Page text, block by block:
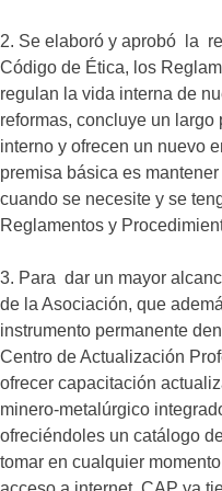
2. Se elaboró y aprobó la
Código de Ética, los
regulan la vida interna de
reformas, concluye un
interno y ofrecen un nuevo
premisa básica es
cuando se necesite y se
Reglamentos y
3. Para dar un mayor
de la Asociación, que
instrumento permanente
Centro de Actualización
ofrecer capacitación
minero-metalúrgico
ofreciéndoles un catálogo
tomar en cualquier